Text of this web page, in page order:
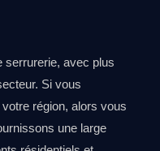
serrurerie, avec plus
Si vous
région, alors vous
une large